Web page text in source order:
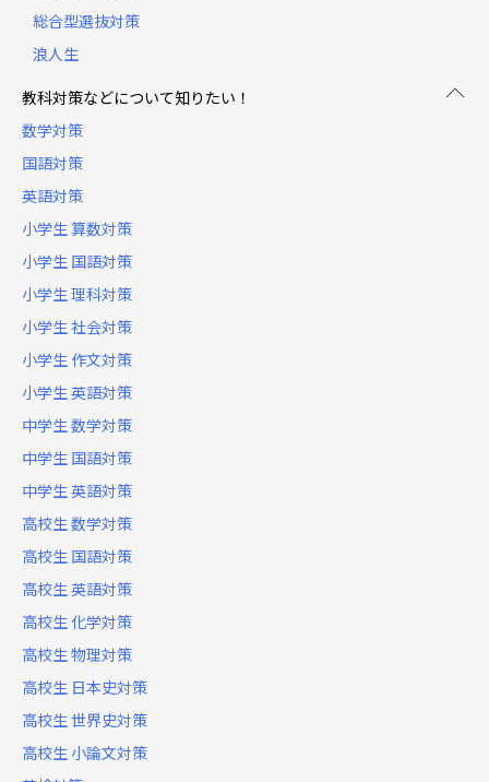
総合型選抜対策
浪人生
教科対策などについて知りたい！
数学対策
国語対策
英語対策
小学生 算数対策
小学生 国語対策
小学生 理科対策
小学生 社会対策
小学生 作文対策
小学生 英語対策
中学生 数学対策
中学生 国語対策
中学生 英語対策
高校生 数学対策
高校生 国語対策
高校生 英語対策
高校生 化学対策
高校生 物理対策
高校生 日本史対策
高校生 世界史対策
高校生 小論文対策